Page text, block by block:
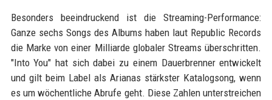
Besonders beeindruckend ist die Streaming-Performance:
Ganze sechs Songs des Albums haben laut Republic Records
die Marke von einer Milliarde globaler Streams überschritten.
"Into You" hat sich dabei zu einem Dauerbrenner entwickelt
und gilt beim Label als Arianas stärkster Katalogsong, wenn
es um wöchentliche Abrufe geht. Diese Zahlen unterstreichen